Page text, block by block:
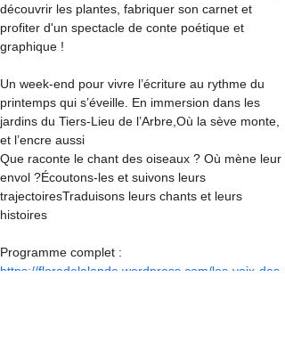
découvrir les plantes, fabriquer son carnet et
profiter d'un spectacle de conte poétique et
graphique !
Un week-end pour vivre l’écriture au rythme du
printemps qui s’éveille. En immersion dans les
jardins du Tiers-Lieu de l’Arbre,Où la sève monte,
et l’encre aussi
Que raconte le chant des oiseaux ? Où mène leur
envol ?Écoutons-les et suivons leurs
trajectoiresTraduisons leurs chants et leurs
histoires
Programme complet :
https://floradelalande.wordpress.com/les-voix-des-